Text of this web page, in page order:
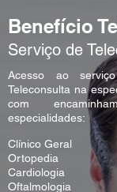
Benefício
Serviço de
Acesso ao
Teleconsulta na
com
especialidades:
Clínico Geral
Ortopedia
Cardiologia
Oftalmologia